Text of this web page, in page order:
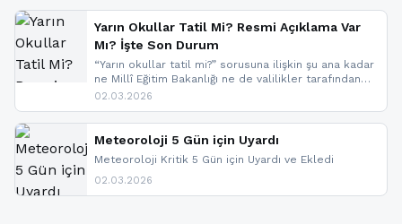
yapıldı. İşte son dakika meteoroloji gelişmeleri.
Yarın Okullar Tatil Mi? Resmi Açıklama Var
Mı? İşte Son Durum
“Yarın okullar tatil mi?” sorusuna ilişkin şu ana kadar
ne Millî Eğitim Bakanlığı ne de valilikler tarafından
yapılmış resmi bir tatil açıklaması bulunmamaktadır.
paylaşacağız. En hızlı şekilde haberdar olmak için
sitemizi takip edebilir ve bildirimleri açabilirsiniz.
02.03.2026
Meteoroloji 5 Gün için Uyardı
Meteoroloji Kritik 5 Gün için Uyardı ve Ekledi
02.03.2026